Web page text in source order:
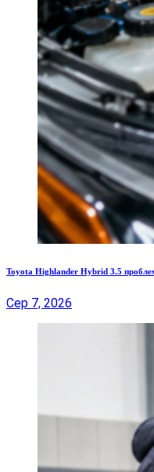
Toyota Highlander Hybrid 3.5
Сер 7, 2026